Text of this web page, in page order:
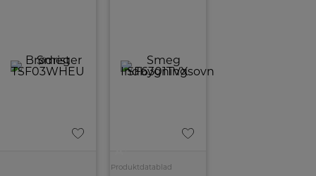
Produktdatablad